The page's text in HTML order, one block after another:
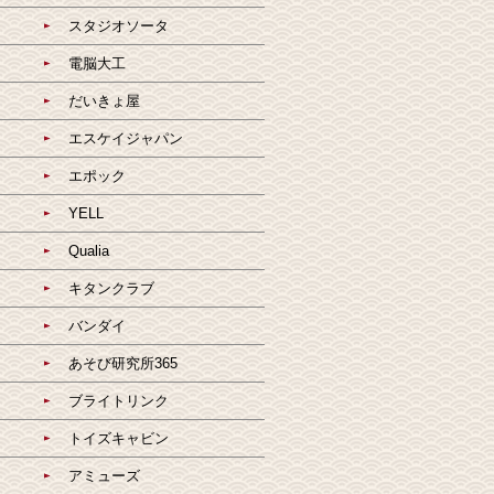
スタジオソータ
電脳大工
だいきょ屋
エスケイジャパン
エポック
YELL
Qualia
キタンクラブ
バンダイ
あそび研究所365
ブライトリンク
トイズキャビン
アミューズ